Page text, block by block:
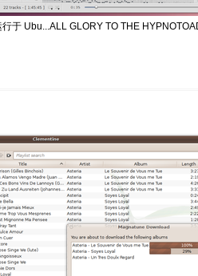
于 Ubu...ALL GLORY TO THE